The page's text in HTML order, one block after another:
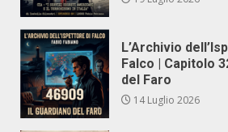
L’Archivio
Falco | Capitolo
del Faro
14 Luglio 2026